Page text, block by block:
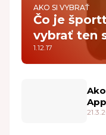
AKO SI VYBRAŤ
Čo je
vybrať ten
1.12.17